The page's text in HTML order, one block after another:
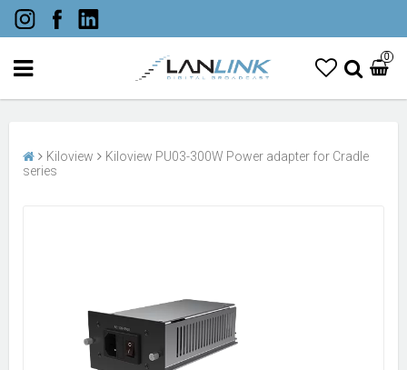
0
Kiloview
Kiloview PU03-300W Power adapter for Cradle
series